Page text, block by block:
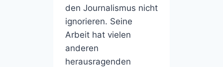
den Journalismus nicht
ignorieren. Seine
Arbeit hat vielen
anderen
herausragenden